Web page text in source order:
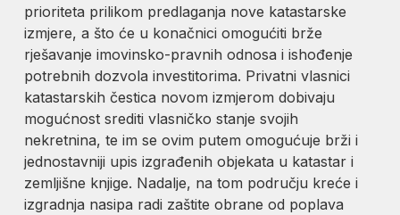
prioriteta prilikom predlaganja nove katastarske
izmjere, a što će u konačnici omogućiti brže
rješavanje imovinsko-pravnih odnosa i ishođenje
potrebnih dozvola investitorima. Privatni vlasnici
katastarskih čestica novom izmjerom dobivaju
mogućnost srediti vlasničko stanje svojih
nekretnina, te im se ovim putem omogućuje brži i
jednostavniji upis izgrađenih objekata u katastar i
zemljišne knjige. Nadalje, na tom području kreće i
izgradnja nasipa radi zaštite obrane od poplava